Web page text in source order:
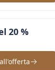
20 %